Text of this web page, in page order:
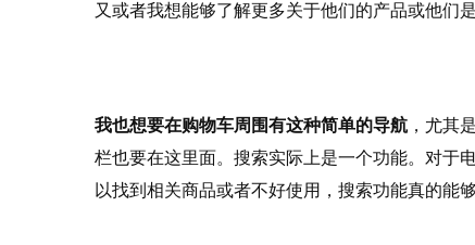
又或者我想能够了解更多关于他们的产品或他们
我也想要在购物车周围有这种简单的导航 ，尤其
栏也要在这里面。搜索实际上是一个功能。对于
以找到相关商品或者不好使用，搜索功能真的能